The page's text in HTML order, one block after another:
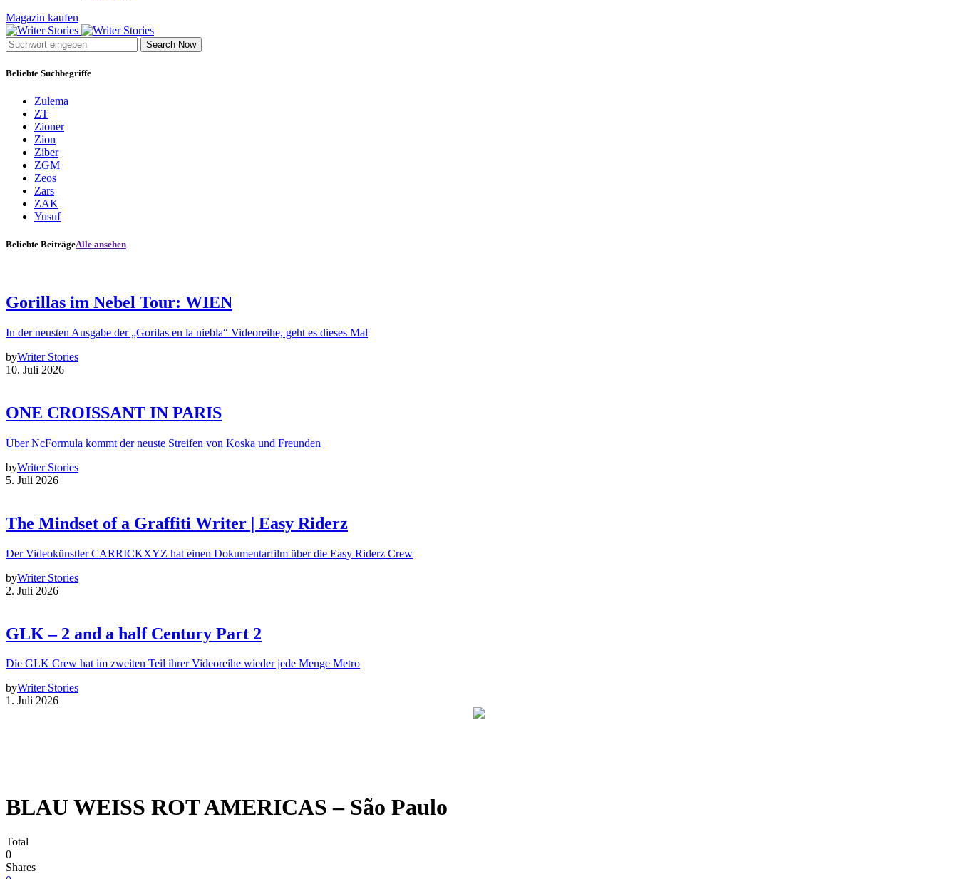
Magazin kaufen
Search Now
Beliebte Suchbegriffe
Zulema
ZT
Zioner
Zion
Ziber
ZGM
Zeos
Zars
ZAK
Yusuf
Beliebte BeiträgeAlle ansehen
Gorillas im Nebel Tour: WIEN
In der neusten Ausgabe der „Gorilas en la niebla“ Videoreihe, geht es dieses Mal
byWriter Stories
10. Juli 2026
ONE CROISSANT IN PARIS
Über NcFormula kommt der neuste Streifen von Koska und Freunden
byWriter Stories
5. Juli 2026
The Mindset of a Graffiti Writer | Easy Riderz
Der Videokünstler CARRICKXYZ hat einen Dokumentarfilm über die Easy Riderz Crew
byWriter Stories
2. Juli 2026
GLK – 2 and a half Century Part 2
Die GLK Crew hat im zweiten Teil ihrer Videoreihe wieder jede Menge Metro
byWriter Stories
1. Juli 2026
BLAU WEISS ROT AMERICAS – São Paulo
Total
0
Shares